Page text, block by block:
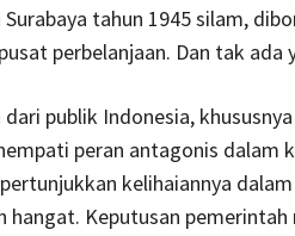
tahun 1945 silam,
perbelanjaan. Dan tak ada
dari publik Indonesia,
peran antagonis dalam
kelihaiannya
hangat. Keputusan